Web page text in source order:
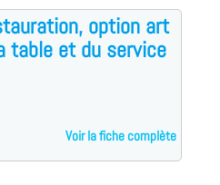
option art
table et du service
Voir la fiche complète